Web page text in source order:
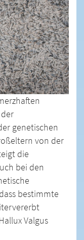
genetischen
von der
die
bei den
bestimmte
Valgus